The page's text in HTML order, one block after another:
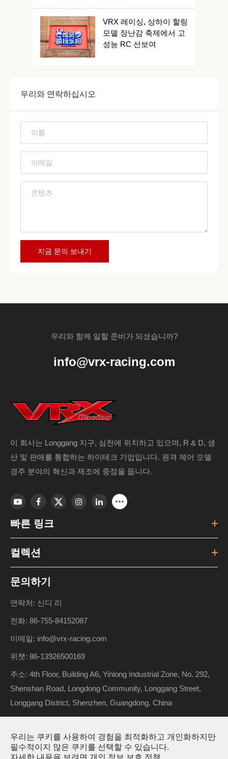
VRX 레이싱, 상하이 할링
모델 장난감 축제에서 고
성능 RC 선보여
우리와 연락하십시오
지금 문의 보내기
우리와 함께 일할 준비가 되셨습니까?
info@vrx-racing.com
이 회사는 Longgang 지구, 심천에 위치하고 있으며, R & D, 생
산 및 판매를 통합하는 하이테크 기업입니다. 원격 제어 모델
경주 분야의 혁신과 제조에 중점을 둡니다.
빠른 링크
컬렉션
문의하기
연락처: 신디 리
전화: 86-755-84152087
이메일: info@vrx-racing.com
위챗: 86-13926500169
주소: 4th Floor, Building A6, Yinlong Industrial Zone, No. 292,
Shenshan Road, Longdong Community, Longgang Street,
Longgang District, Shenzhen, Guangdong, China
저작권 ©Riverhobby Tech (Shenzhen) Co., Ltd.
우리는 쿠키를 사용하여 경험을 최적화하고 개인화하지만
필수적이지 않은 쿠키를 선택할 수 있습니다.
자세한 내용을 보려면 개인 정보 보호 정책